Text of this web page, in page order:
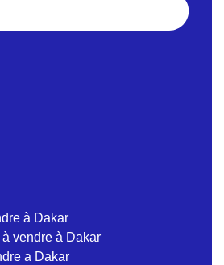
à Dakar
vendre à Dakar
a Dakar